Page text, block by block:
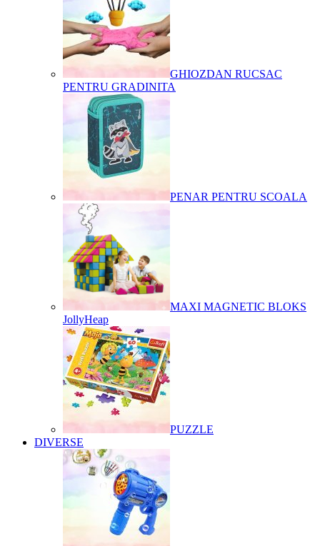
GHIOZDAN RUCSAC
PENTRU GRADINITA
PENAR PENTRU SCOALA
MAXI MAGNETIC BLOKS
JollyHeap
PUZZLE
DIVERSE